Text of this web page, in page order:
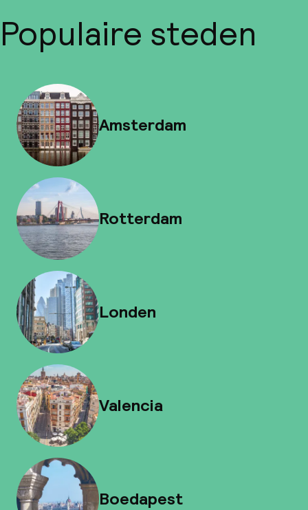
Populaire steden
Amsterdam
Rotterdam
Londen
Valencia
Boedapest